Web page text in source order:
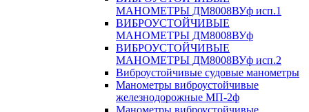
МАНОМЕТРЫ ДМ8008ВУф исп.1
ВИБРОУСТОЙЧИВЫЕ
МАНОМЕТРЫ ДМ8008ВУф
ВИБРОУСТОЙЧИВЫЕ
МАНОМЕТРЫ ДМ8008ВУф исп.2
Виброустойчивые судовые манометры
Манометры виброустойчивые
железнодорожные МП-2ф
Манометры виброустойчивые